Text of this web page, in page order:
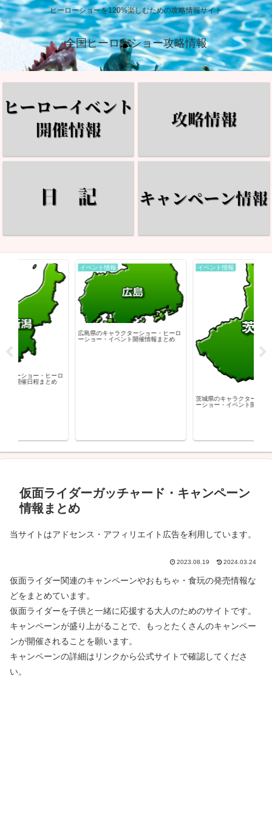
ヒーローショーを120%楽しむための攻略情報サイト
全国ヒーローショー攻略情報
イベント情報
広島県のキャラクターショー・ヒーロ
ーショー・イベント開催情報まとめ
イベント情報
茨城県のキャラクターショー・ヒーロ
ーショー・イベント開催日程まとめ
仮面ライダーガッチャード・キャンペーン
情報まとめ
当サイトはアドセンス・アフィリエイト広告を利用しています。
2023.08.19 2024.03.24
仮面ライダー関連のキャンペーンやおもちゃ・食玩の発売情報な
どをまとめています。
仮面ライダーを子供と一緒に応援する大人のためのサイトです。
キャンペーンが盛り上がることで、もっとたくさんのキャンペー
ンが開催されることを願います。
キャンペーンの詳細はリンクから公式サイトで確認してくださ
い。